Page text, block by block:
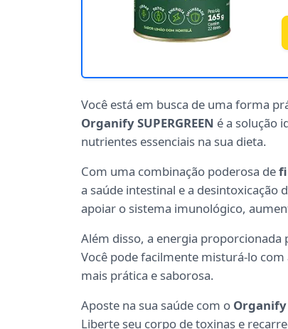
Você está em busca de uma forma
Organify SUPERGREEN é a solução
nutrientes essenciais na sua dieta.
Com uma combinação poderosa de
a saúde intestinal e a desintoxicação
apoiar o sistema imunológico,
Além disso, a energia proporcionada
Você pode facilmente misturá-lo
mais prática e saborosa.
Aposte na sua saúde com o Organify
Liberte seu corpo de toxinas e